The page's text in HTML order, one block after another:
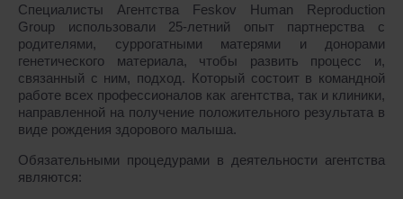
Специалисты Агентства Feskov Human Reproduction
Group использовали 25-летний опыт партнерства с
родителями, суррогатными матерями и донорами
генетического материала, чтобы развить процесс и,
связанный с ним, подход. Который состоит в командной
работе всех профессионалов как агентства, так и клиники,
направленной на получение положительного результата в
виде рождения здорового малыша.
Обязательными процедурами в деятельности агентства
являются: